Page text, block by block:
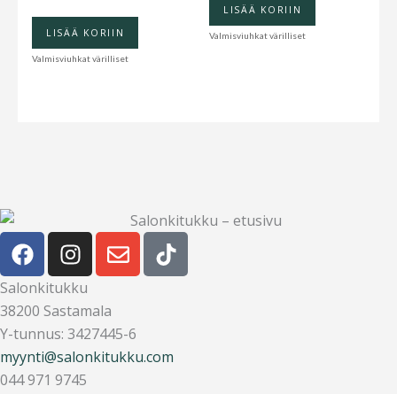
LISÄÄ KORIIN
Valmisviuhkat värilliset
LISÄÄ KORIIN
Valmisviuhkat värilliset
F
a
c
e
b
o
o
I
n
s
t
a
g
r
E
n
v
l
o
T
i
k
k
Salonkitukku
38200 Sastamala
Y-tunnus: 3427445-6
myynti@salonkitukku.com
044 971 9745